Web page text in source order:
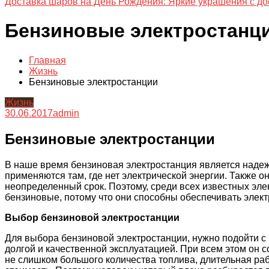
Бензиновые
Главная
Жизнь
Бензиновые электростанции
Жизнь
30.06.2017admin
Бензиновые электростанции
В наше время бензиновая электростанция является
применяются там, где нет электрической энергии. Также
неопределенный срок. Поэтому, среди всех известных
бензиновые, потому что они способны обеспечивать
Выбор бензиновой электростанции
Для выбора бензиновой электростанции, нужно подойти
долгой и качественной эксплуатацией. При всем этом он
не слишком большого количества топлива, длительная